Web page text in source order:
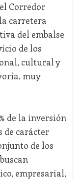
Corredor
carretera
del embalse
de los
cultural y
muy
de la inversión
de carácter
de los
empresarial,